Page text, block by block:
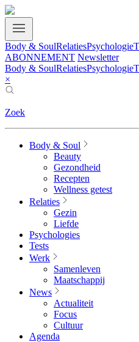
Body & SoulRelatiesPsychologie
ABONNEMENT Newsletter
Body & SoulRelatiesPsychologie
×
Zoek
Body & Soul
Beauty
Gezondheid
Recepten
Wellness getest
Relaties
Gezin
Liefde
Psychologies
Tests
Werk
Samenleven
Maatschappij
News
Actualiteit
Focus
Cultuur
Agenda